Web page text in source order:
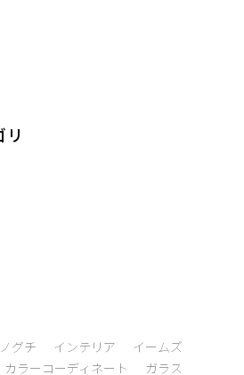
グチ インテリア
イームズ
カラーコーディネート
ガラス